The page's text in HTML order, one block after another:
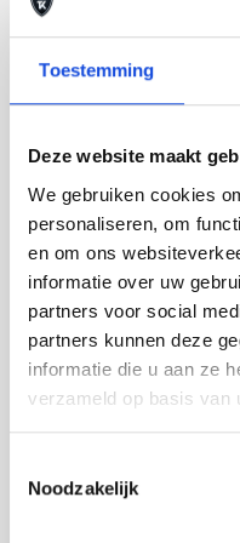
Toestemming
Deze website maakt
We gebruiken cookies
personaliseren, om
en om ons
informatie over uw
partners voor social
partners kunnen deze
informatie die u aan ze
verzameld op basis van
Noodzakelijk
Op basis van